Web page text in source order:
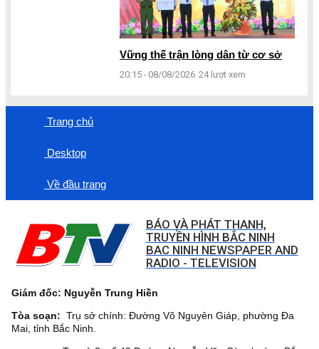
Vững thế trận lòng dân từ cơ sở
20:15 - 08/08/2026 24 lượt xem
Trang chủ
Desktop
Về đầu trang
BÁO VÀ PHÁT THANH,
TRUYỀN HÌNH BẮC NINH
BAC NINH NEWSPAPER AND
RADIO - TELEVISION
Giám đốc: Nguyễn Trung Hiền
Tòa soạn: Trụ sở chính: Đường Võ Nguyên Giáp, phường Đa
Mai, tỉnh Bắc Ninh.